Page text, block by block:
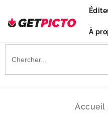
Picto gratuit pour tous
À
Search
for:
Accueil